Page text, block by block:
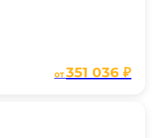
от351 036 ₽